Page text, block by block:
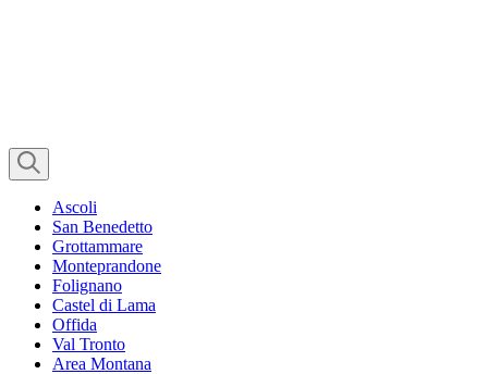
Ascoli
San Benedetto
Grottammare
Monteprandone
Folignano
Castel di Lama
Offida
Val Tronto
Area Montana